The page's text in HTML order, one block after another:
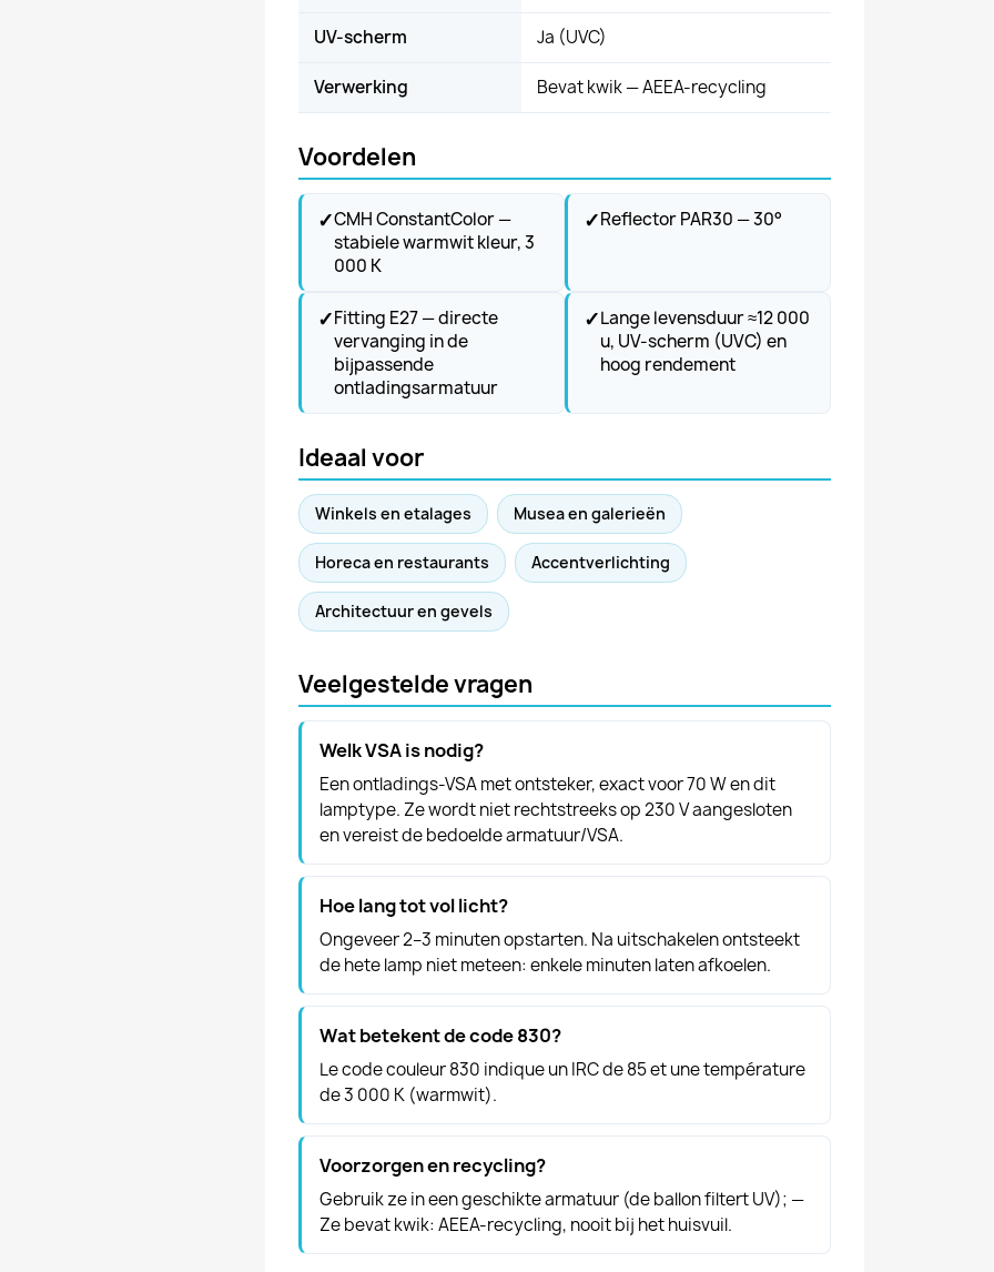
UV-scherm Ja (UVC)
Verwerking Bevat kwik — AEEA-recycling
Voordelen
✓CMH ConstantColor —
stabiele warmwit kleur, 3
000 K
✓Reflector PAR30 — 30°
✓Fitting E27 — directe
vervanging in de
bijpassende
ontladingsarmatuur
✓Lange levensduur ≈12 000
u, UV-scherm (UVC) en
hoog rendement
Ideaal voor
Winkels en etalages Musea en galerieën
Horeca en restaurants Accentverlichting
Architectuur en gevels
Veelgestelde vragen
Welk VSA is nodig?
Een ontladings-VSA met ontsteker, exact voor 70 W en dit
lamptype. Ze wordt niet rechtstreeks op 230 V aangesloten
en vereist de bedoelde armatuur/VSA.
Hoe lang tot vol licht?
Ongeveer 2–3 minuten opstarten. Na uitschakelen ontsteekt
de hete lamp niet meteen: enkele minuten laten afkoelen.
Wat betekent de code 830?
Le code couleur 830 indique un IRC de 85 et une température
de 3 000 K (warmwit).
Voorzorgen en recycling?
Gebruik ze in een geschikte armatuur (de ballon filtert UV); —
Ze bevat kwik: AEEA-recycling, nooit bij het huisvuil.